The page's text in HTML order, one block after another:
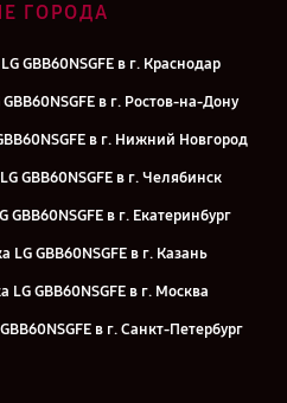
ГОРОДА
GBB60NSGFE в г. Краснодар
в г. Ростов-на-Дону
в г. Нижний Новгород
GBB60NSGFE в г. Челябинск
в г. Екатеринбург
GBB60NSGFE в г. Казань
GBB60NSGFE в г. Москва
в г. Санкт-Петербург